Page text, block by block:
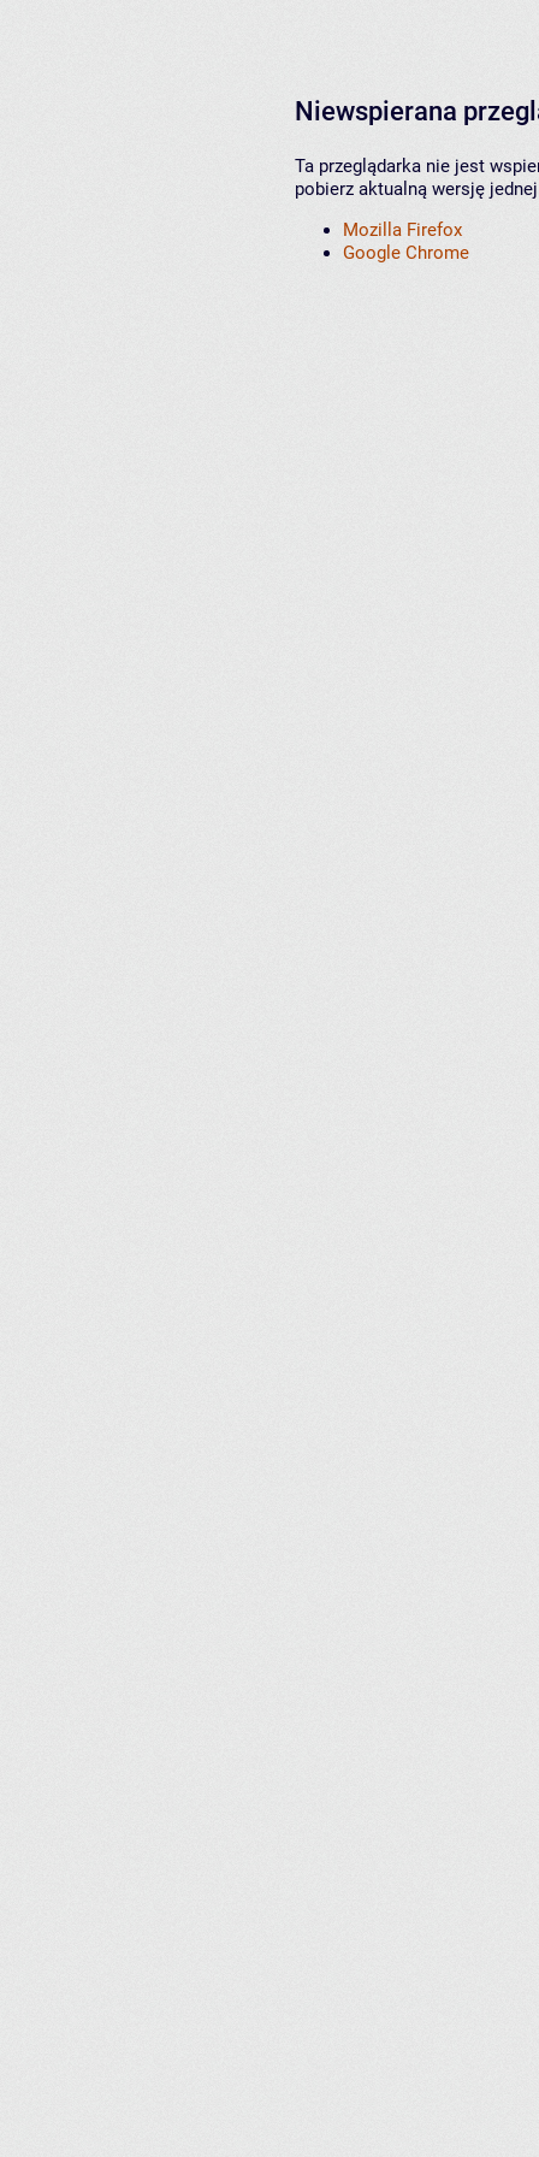
Niewspierana
Ta przeglądarka nie jest
pobierz aktualną wersję
Mozilla Firefox
Google Chrome